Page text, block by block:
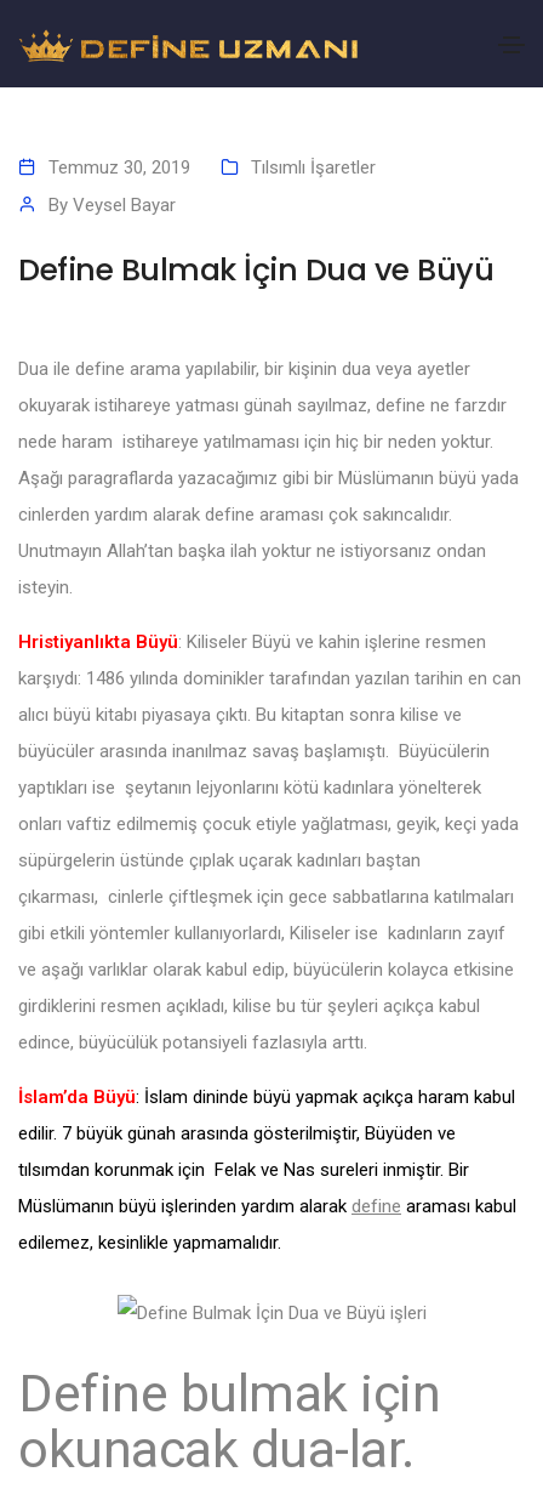
Temmuz 30, 2019
Tılsımlı İşaretler
By Veysel Bayar
Define Bulmak İçin Dua ve Büyü
Dua ile define arama yapılabilir, bir kişinin dua veya ayetler
okuyarak istihareye yatması günah sayılmaz, define ne farzdır
nede haram istihareye yatılmaması için hiç bir neden yoktur.
Aşağı paragraflarda yazacağımız gibi bir Müslümanın büyü yada
cinlerden yardım alarak define araması çok sakıncalıdır.
Unutmayın Allah’tan başka ilah yoktur ne istiyorsanız ondan
isteyin.
Hristiyanlıkta Büyü: Kiliseler Büyü ve kahin işlerine resmen
karşıydı: 1486 yılında dominikler tarafından yazılan tarihin en can
alıcı büyü kitabı piyasaya çıktı. Bu kitaptan sonra kilise ve
büyücüler arasında inanılmaz savaş başlamıştı. Büyücülerin
yaptıkları ise şeytanın lejyonlarını kötü kadınlara yönelterek
onları vaftiz edilmemiş çocuk etiyle yağlatması, geyik, keçi yada
süpürgelerin üstünde çıplak uçarak kadınları baştan
çıkarması, cinlerle çiftleşmek için gece sabbatlarına katılmaları
gibi etkili yöntemler kullanıyorlardı, Kiliseler ise kadınların zayıf
ve aşağı varlıklar olarak kabul edip, büyücülerin kolayca etkisine
girdiklerini resmen açıkladı, kilise bu tür şeyleri açıkça kabul
edince, büyücülük potansiyeli fazlasıyla arttı.
İslam’da Büyü: İslam dininde büyü yapmak açıkça haram kabul
edilir. 7 büyük günah arasında gösterilmiştir, Büyüden ve
tılsımdan korunmak için Felak ve Nas sureleri inmiştir. Bir
Müslümanın büyü işlerinden yardım alarak define araması kabul
edilemez, kesinlikle yapmamalıdır.
Define bulmak için
okunacak dua-lar.